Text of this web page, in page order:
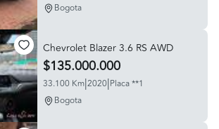
Bogota
Chevrolet Blazer 3.6 RS AWD
$135.000.000
33.100 Km|2020|Placa **1
Bogota